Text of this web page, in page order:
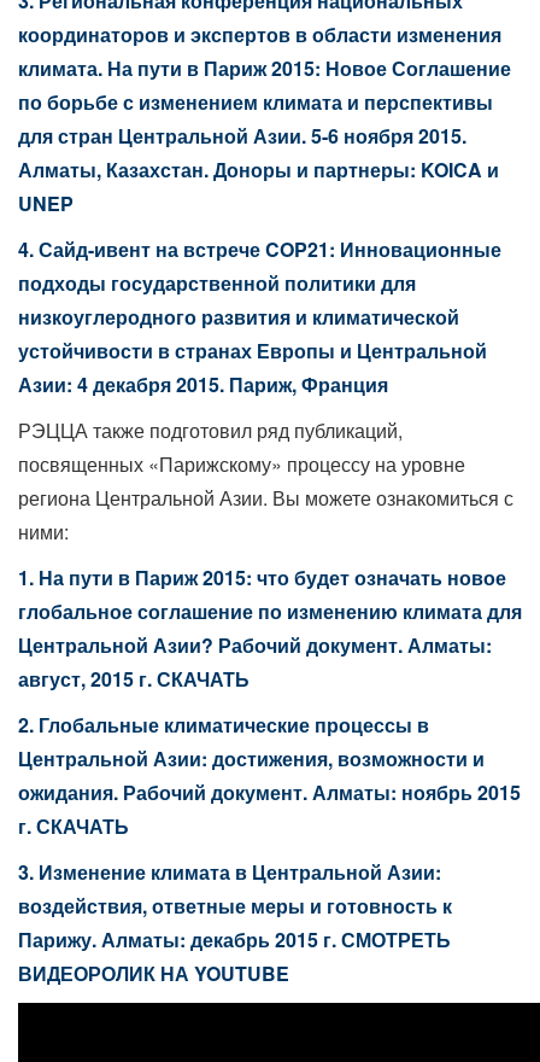
координаторов и экспертов в области изменения
климата. На пути в Париж 2015: Новое Соглашение
по борьбе с изменением климата и перспективы
для стран Центральной Азии. 5-6 ноября 2015.
Алматы, Казахстан. Доноры и партнеры: KOICA и
UNEP
4.Сайд-ивент на встрече COP21: Инновационные
подходы государственной политики для
низкоуглеродного развития и климатической
устойчивости в странах Европы и Центральной
Азии: 4 декабря 2015. Париж, Франция
РЭЦЦА также подготовил ряд публикаций,
посвященных «Парижскому» процессу на уровне
региона Центральной Азии. Вы можете ознакомиться с
ними:
1. На пути в Париж 2015: что будет означать новое
глобальное соглашение по изменению климата для
Центральной Азии? Рабочий документ. Алматы:
август, 2015 г. СКАЧАТЬ
2. Глобальные климатические процессы в
Центральной Азии: достижения, возможности и
ожидания. Рабочий документ. Алматы: ноябрь 2015
г.СКАЧАТЬ
3. Изменение климата в Центральной Азии:
воздействия, ответные меры и готовность к
Парижу. Алматы: декабрь 2015 г. СМОТРЕТЬ
ВИДЕОРОЛИК НА YOUTUBE